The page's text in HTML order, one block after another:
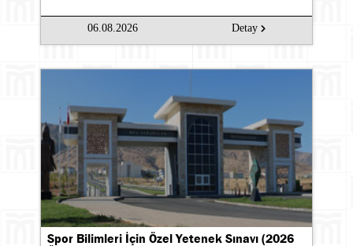
06.08.2026 Detay
Spor Bilimleri İçin Özel Yetenek Sınavı (2026